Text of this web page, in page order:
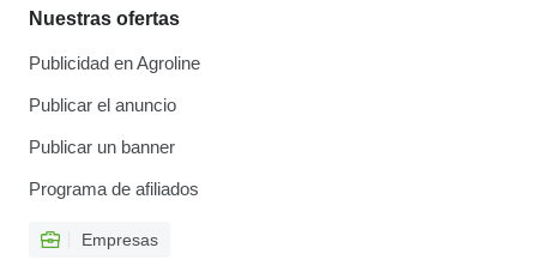
Nuestras ofertas
Publicidad en Agroline
Publicar el anuncio
Publicar un banner
Programa de afiliados
Empresas